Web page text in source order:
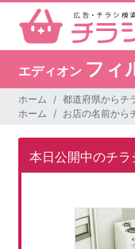
エディオン フィ
ホーム 都道府県からチ
ホーム
お店の名前から
本日公開中のチラ